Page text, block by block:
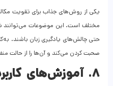
یکی از روش‌های جذاب برای تقویت
مختلف است. این موضوعات می‌توانند
حتی چالش‌های یادگیری زبان باشند.
صحبت کردن می‌کند و آن‌ها را از حالت
۸. آموزش‌های